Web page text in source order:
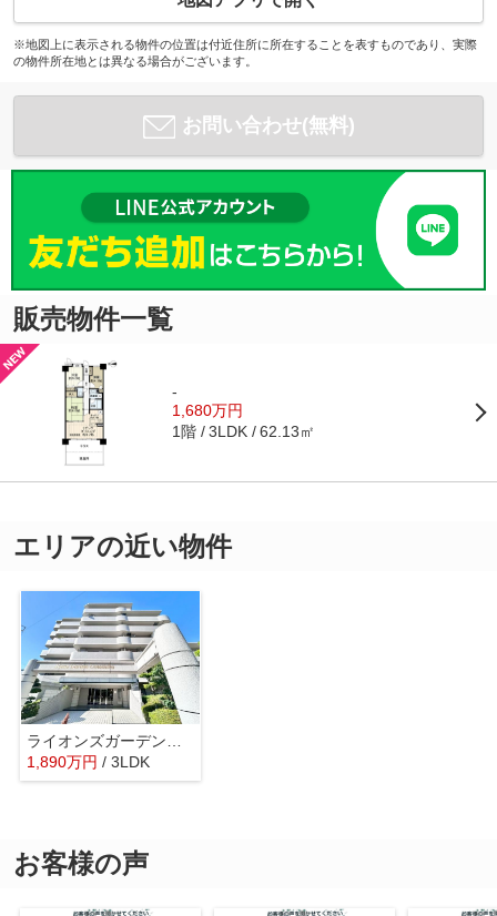
※地図上に表示される物件の位置は付近住所に所在することを表すものであり、実際
の物件所在地とは異なる場合がございます。
お問い合わせ(無料)
販売物件一覧
-
1,680万円
1階 3LDK 62.13㎡
エリアの近い物件
1,890万円 / 3LDK
お客様の声